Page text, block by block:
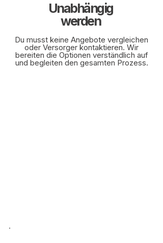
Unabhängig
werden
Du musst keine Angebote vergleichen
oder Versorger kontaktieren. Wir
bereiten die Optionen verständlich auf
und begleiten den gesamten Prozess.